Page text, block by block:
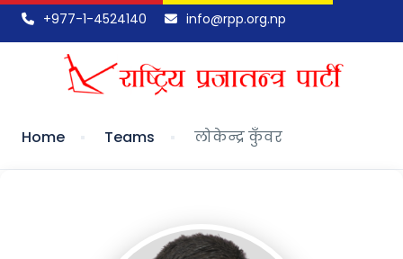
+977-1-4524140 info@rpp.org.np
Home Teams लोकेन्द्र कुँवर